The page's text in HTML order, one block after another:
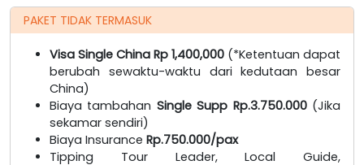
PAKET TIDAK TERMASUK
Visa Single China Rp 1,400,000 (*Ketentuan dapat
berubah sewaktu-waktu dari kedutaan besar
China)
Biaya tambahan Single Supp Rp.3.750.000 (Jika
sekamar sendiri)
Biaya Insurance Rp.750.000/pax
Tipping Tour Leader, Local Guide,